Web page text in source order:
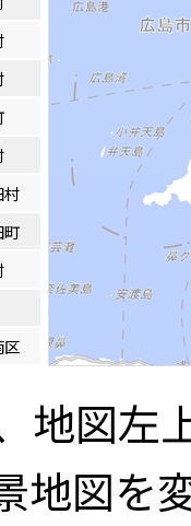
村
町
区
地図左
地図を